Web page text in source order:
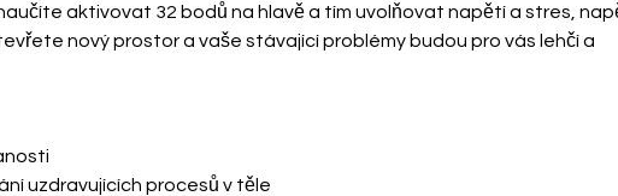
naučíte aktivovat 32 bodů na hlavě a tím uvolňovat napětí a stres,
nový prostor a vaše stávající problémy budou pro vás lehčí a
uzdravujících procesů v těle